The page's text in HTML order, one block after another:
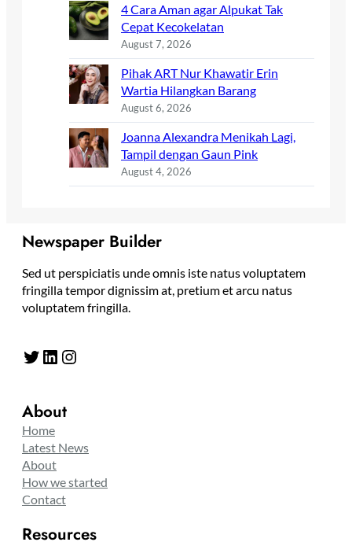
4 Cara Aman agar Alpukat Tak
Cepat Kecokelatan
August 7, 2026
Pihak ART Nur Khawatir Erin
Wartia Hilangkan Barang
August 6, 2026
Joanna Alexandra Menikah Lagi,
Tampil dengan Gaun Pink
August 4, 2026
Newspaper Builder
Sed ut perspiciatis unde omnis iste natus voluptatem
fringilla tempor dignissim at, pretium et arcu natus
voluptatem fringilla.
Twitter LinkedIn Instagram
About
Home
Latest News
About
How we started
Contact
Resources